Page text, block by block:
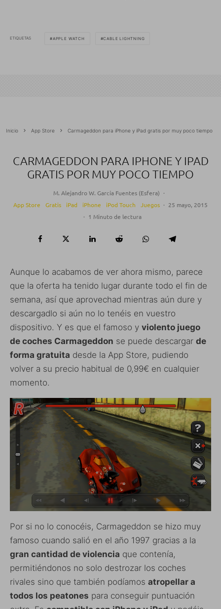
ETIQUETAS APPLE WATCH CABLE LIGHTNING
Inicio App Store Carmageddon para iPhone y iPad gratis por muy poco tiempo
CARMAGEDDON PARA IPHONE Y IPAD
GRATIS POR MUY POCO TIEMPO
M. Alejandro W. García Fuentes (Esfera) ·
App Store
Gratis iPad iPhone iPod Touch Juegos · 25 mayo, 2015
· 1 Minuto de lectura
Aunque lo acabamos de ver ahora mismo, parece
que la oferta ha tenido lugar durante todo el fin de
semana, así que aprovechad mientras aún dure y
descargadlo si aún no lo tenéis en vuestro
dispositivo. Y es que el famoso y violento juego
de coches Carmageddon se puede descargar de
forma gratuita desde la App Store, pudiendo
volver a su precio habitual de 0,99€ en cualquier
momento.
Por si no lo conocéis, Carmageddon se hizo muy
famoso cuando salió en el año 1997 gracias a la
gran cantidad de violencia que contenía,
permitiéndonos no solo destrozar los coches
rivales sino que también podíamos atropellar a
todos los peatones para conseguir puntuación